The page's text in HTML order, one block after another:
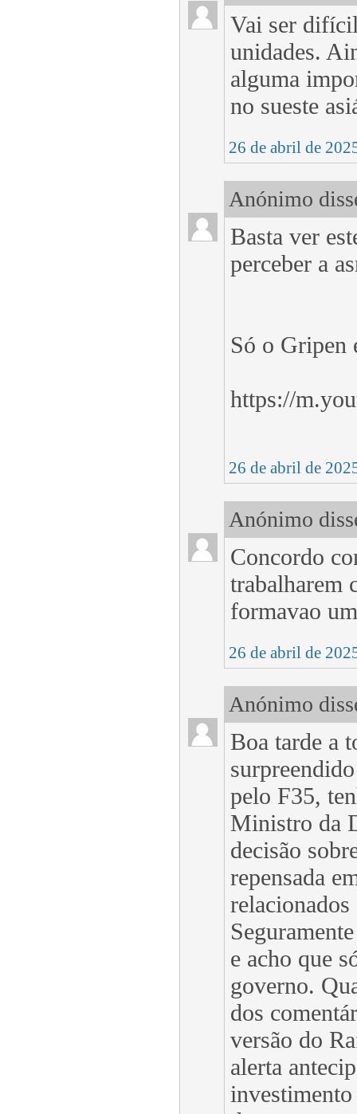
Vai ser
unidades.
alguma
no sueste
26 de abril de
Anónimo
Basta ver
perceber a
Só o Gripen
https://
26 de abril de
Anónimo
Concordo
trabalharem
formavao
26 de abril de
Anónimo
Boa tarde a
pelo F35,
Ministro da
decisão
repensada
e acho que
governo.
dos
versão do
alerta